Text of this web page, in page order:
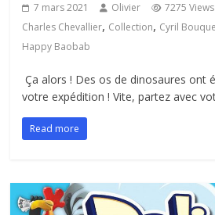
7 mars 2021 Olivier 7275 Views
Charles Chevallier, Collection, Cyril
Happy Baobab
Ça alors ! Des os de dinosaures ont
votre expédition ! Vite, partez avec
Read more